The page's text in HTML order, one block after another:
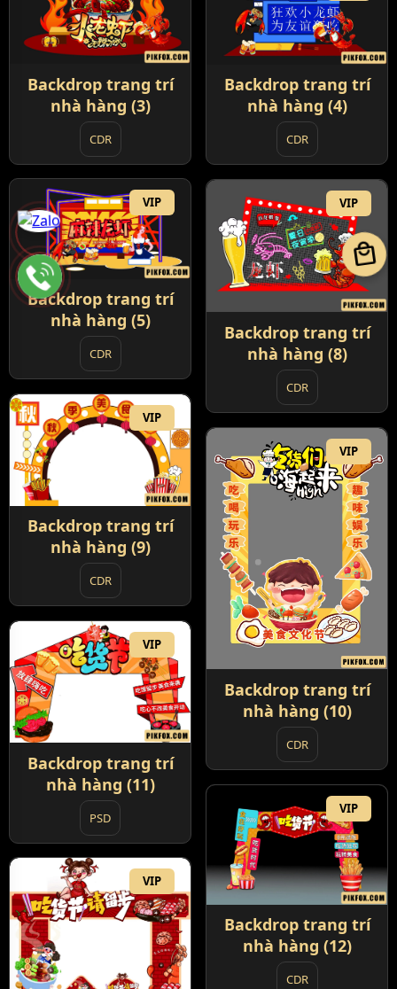
Backdrop trang trí
nhà hàng (3)
CDR
Backdrop trang trí
nhà hàng (4)
CDR
VIP
Backdrop trang trí
nhà hàng (5)
CDR
VIP
Backdrop trang trí
nhà hàng (8)
CDR
VIP
Backdrop trang trí
nhà hàng (9)
CDR
VIP
Backdrop trang trí
nhà hàng (10)
CDR
VIP
Backdrop trang trí
nhà hàng (11)
PSD
VIP
Backdrop trang trí
nhà hàng (12)
CDR
VIP
local_mall